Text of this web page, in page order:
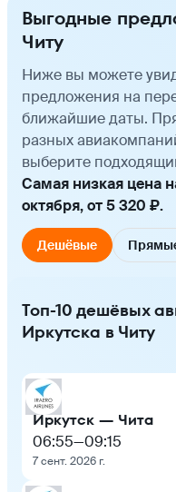
Выгодные
Читу
Ниже вы можете
предложения на
ближайшие даты.
разных
выберите
Самая низкая цена
октября, от 5 320 ₽.
Дешёвые
Топ-10 дешёвых
Иркутска в Читу
Иркутск — Чита
06:55—09:15
7 сент. 2026 г.